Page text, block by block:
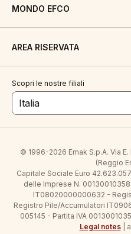
MONDO EFCO
AREA RISERVATA
Scopri le nostre filiali
Italia
© 1996-2026 Emak S.p.A. Via
(Reggio
Capitale Sociale Euro
delle Imprese N. 00130010358
IT08020000000632 -
Registro Pile/Accumulatori
005145 - Partita IVA
Legal notes|